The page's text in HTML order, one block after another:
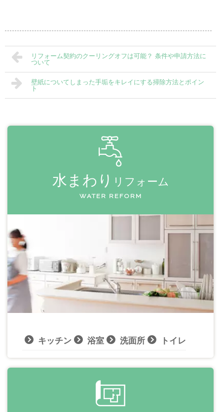
リフォーム契約のクーリングオフは可能？ 条件や申請方法に
ついて
壁紙についてしまった手垢をキレイにする掃除方法とポイン
ト
水まわり リフォーム
WATER REFORM
キッチン 浴室 洗面所 トイレ